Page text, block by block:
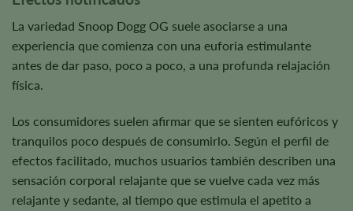
La variedad Snoop Dogg OG suele asociarse a una
experiencia que comienza con una euforia estimulante
antes de dar paso, poco a poco, a una profunda relajación
física.
Los consumidores suelen afirmar que se sienten eufóricos y
tranquilos poco después de consumirlo. Según el perfil de
efectos facilitado, muchos usuarios también describen una
sensación corporal relajante que se vuelve cada vez más
relajante y sedante, al tiempo que estimula el apetito a